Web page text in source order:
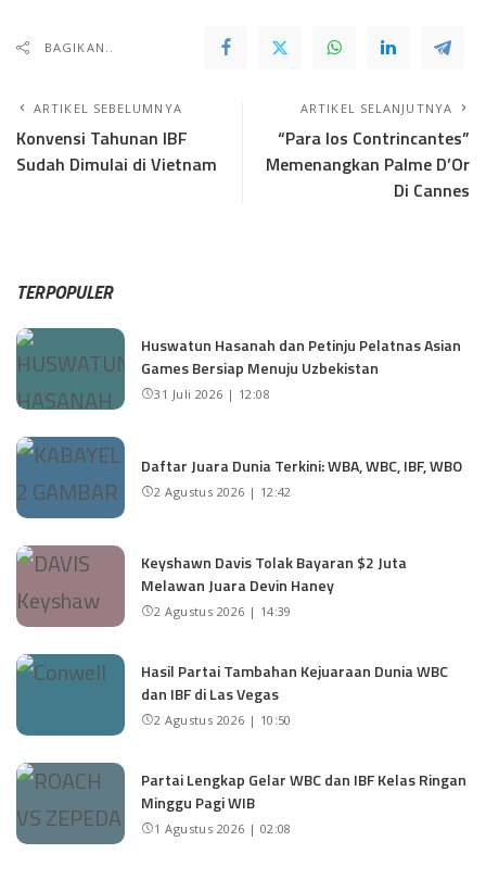
BAGIKAN..
ARTIKEL SEBELUMNYA
Konvensi Tahunan IBF
Sudah Dimulai di Vietnam
ARTIKEL SELANJUTNYA
“Para los Contrincantes”
Memenangkan Palme D’Or
Di Cannes
TERPOPULER
Huswatun Hasanah dan Petinju Pelatnas Asian
Games Bersiap Menuju Uzbekistan
31 Juli 2026 | 12:08
Daftar Juara Dunia Terkini: WBA, WBC, IBF, WBO
2 Agustus 2026 | 12:42
Keyshawn Davis Tolak Bayaran $2 Juta
Melawan Juara Devin Haney
2 Agustus 2026 | 14:39
Hasil Partai Tambahan Kejuaraan Dunia WBC
dan IBF di Las Vegas
2 Agustus 2026 | 10:50
Partai Lengkap Gelar WBC dan IBF Kelas Ringan
Minggu Pagi WIB
1 Agustus 2026 | 02:08